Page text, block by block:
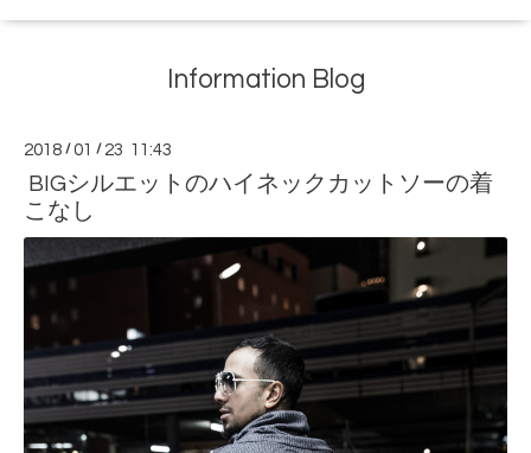
Information Blog
2018 /01 / 23 11:43
BIGシルエットのハイネックカットソーの着
こなし